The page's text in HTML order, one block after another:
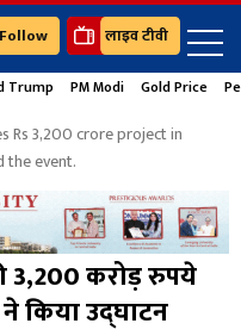
Follow लाइव टीवी
Trump PM Modi Gold Price
Rs 3,200 crore project in
the event.
3,200 करोड़ रुपये
ने किया उद्घाटन